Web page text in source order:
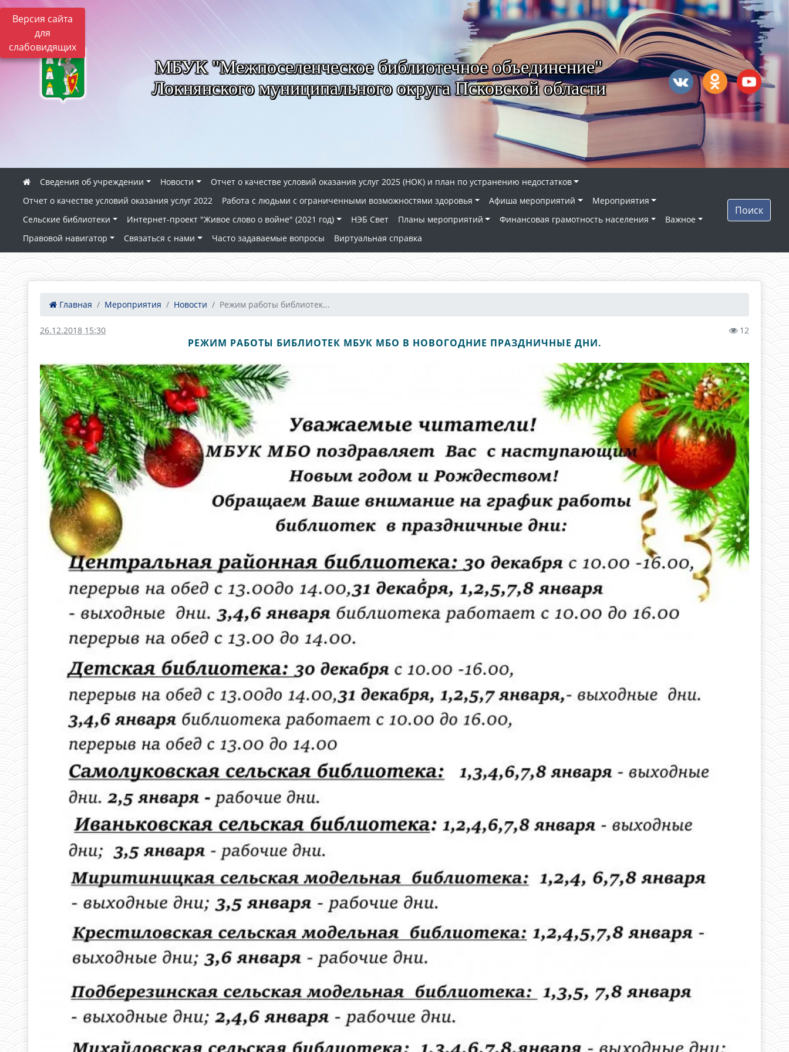
Версия сайта
для
слабовидящих
МБУК "Межпоселенческое библиотечное объединение"
Локнянского муниципального округа Псковской области
Сведения об учреждении Новости
Отчет о качестве условий оказания услуг 2025 (НОК) и план по устранению недостатков
Отчет о качестве условий оказания услуг 2022
Работа с людьми с ограниченными возможностями здоровья Афиша мероприятий
Мероприятия
Сельские библиотеки
Интернет-проект "Живое слово о войне" (2021 год) НЭБ Свет Планы мероприятий Финансовая грамотность населения
Важное
Правовой навигатор
Связаться с нами Часто задаваемые вопросы Виртуальная справка
Поиск
Главная Мероприятия Новости Режим работы библиотек...
26.12.2018 15:30 12
РЕЖИМ РАБОТЫ БИБЛИОТЕК МБУК МБО В НОВОГОДНИЕ ПРАЗДНИЧНЫЕ ДНИ.